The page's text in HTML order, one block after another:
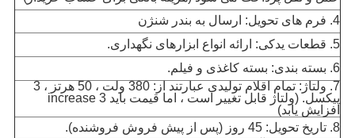
4. فرم های تحویل: ارسال به بندر شنژن
5. قطعات یدکی: ارائه انواع ابزارهای نگهداری.
6. بسته بندی: بسته کاغذی و فیلم.
7. ولتاژ: تمام اقلام تولیدی عبارتند از: 380 ولت ، 50 هرتز ، 3
پیکسل. (ولتاژ قابل تغییر است ، اما قیمت باید 3 increase
افزایش یابد)
8. تاریخ تحویل: 45 روز (پس از پیش فروش فروشنده).